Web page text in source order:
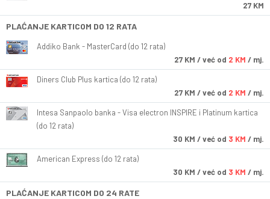
27 KM
PLAĆANJE KARTICOM DO 12 RATA
Addiko Bank - MasterCard (do 12 rata)
27 KM / već od 2 KM / mj.
Diners Club Plus kartica (do 12 rata)
27 KM / već od 2 KM / mj.
Intesa Sanpaolo banka - Visa electron INSPIRE i Platinum kartica
(do 12 rata)
30 KM / već od 3 KM / mj.
American Express (do 12 rata)
30 KM / već od 3 KM / mj.
PLAĆANJE KARTICOM DO 24 RATE